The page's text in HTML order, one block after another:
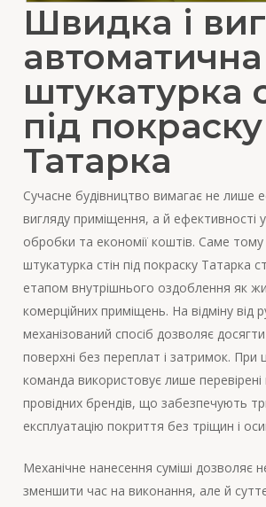
Швидка і
автоматична
штукатурка
під покраску
Татарка
Сучасне будівництво вимагає не лише
вигляду приміщення, а й ефективності у
обробки та економії коштів. Саме
штукатурка стін під покраску Татарка
етапом внутрішнього оздоблення як
комерційних приміщень. На відміну від
механізований спосіб дозволяє досягти
поверхні без переплат і затримок. При
команда використовує лише перевірені
провідних брендів, що забезпечують
експлуатацію покриття без тріщин і
Механічне нанесення суміші дозволяє
зменшити час на виконання, але й